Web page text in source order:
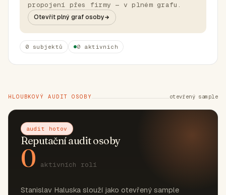
propojení přes firmy — v plném grafu.
Otevřít plný graf osoby
0 subjektů 0 aktivních
HLOUBKOVÝ AUDIT OSOBY otevřený sample
audit hotov
Reputační audit osoby
0 aktivních rolí
Stanislav Haluska slouží jako otevřený sample